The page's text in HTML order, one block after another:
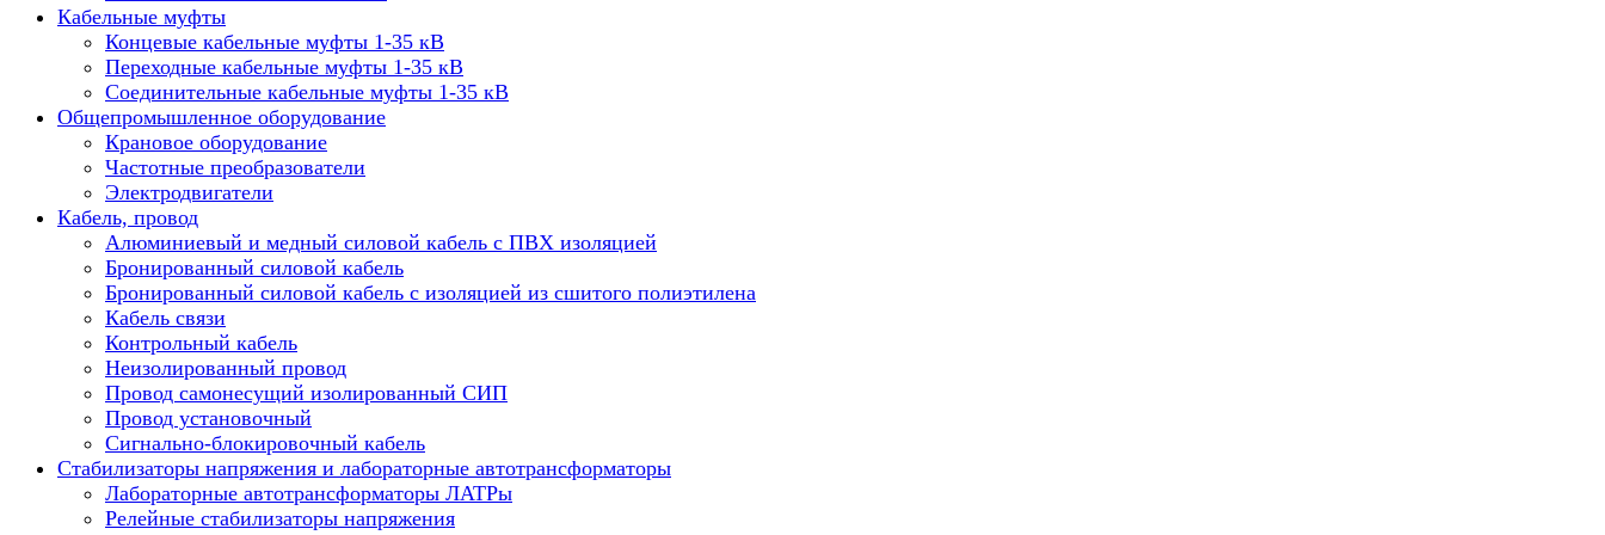
Кабельные муфты
Концевые кабельные муфты 1-35 кВ
Переходные кабельные муфты 1-35 кВ
Соединительные кабельные муфты 1-35 кВ
Общепромышленное оборудование
Крановое оборудование
Частотные преобразователи
Электродвигатели
Кабель, провод
Алюминиевый и медный силовой кабель с ПВХ изоляцией
Бронированный силовой кабель
Бронированный силовой кабель с изоляцией из сшитого полиэтилена
Кабель связи
Контрольный кабель
Неизолированный провод
Провод самонесущий изолированный СИП
Провод установочный
Сигнально-блокировочный кабель
Стабилизаторы напряжения и лабораторные автотрансформаторы
Лабораторные автотрансформаторы ЛАТРы
Релейные стабилизаторы напряжения